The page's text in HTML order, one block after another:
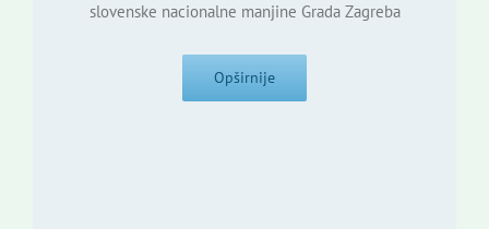
slovenske nacionalne manjine Grada Zagreba
Opširnije